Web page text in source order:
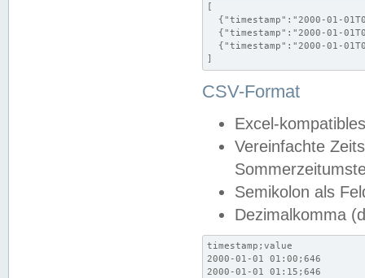
[
{"timestamp":"2000-01-
{"timestamp":"2000-01-
{"timestamp":"2000-01-
]
CSV-Format
Excel-
Vereinfachte
Semikolon als
Dezimalkomma
timestamp;value
2000-01-01 01:00;646
2000-01-01 01:15;646